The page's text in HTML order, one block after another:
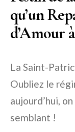
qu’un
d’Amour
La Saint-
Oubliez le
aujourd’hui,
semblant !